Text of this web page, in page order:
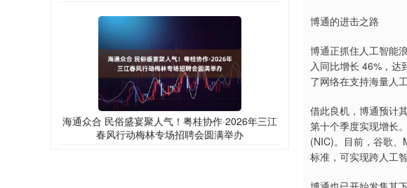
博通的进击之路
博通正抓住人工智能
入同比增长 46%，达
了网络在支持海量人
借此良机，博通预计
第十个季度实现增长
(NIC)。目前，谷歌
标准，可实现跨人工
海通众合 民俗盛宴聚人气！粤桂协作·2026年三江
春风行动梅林专场招聘会圆满举办